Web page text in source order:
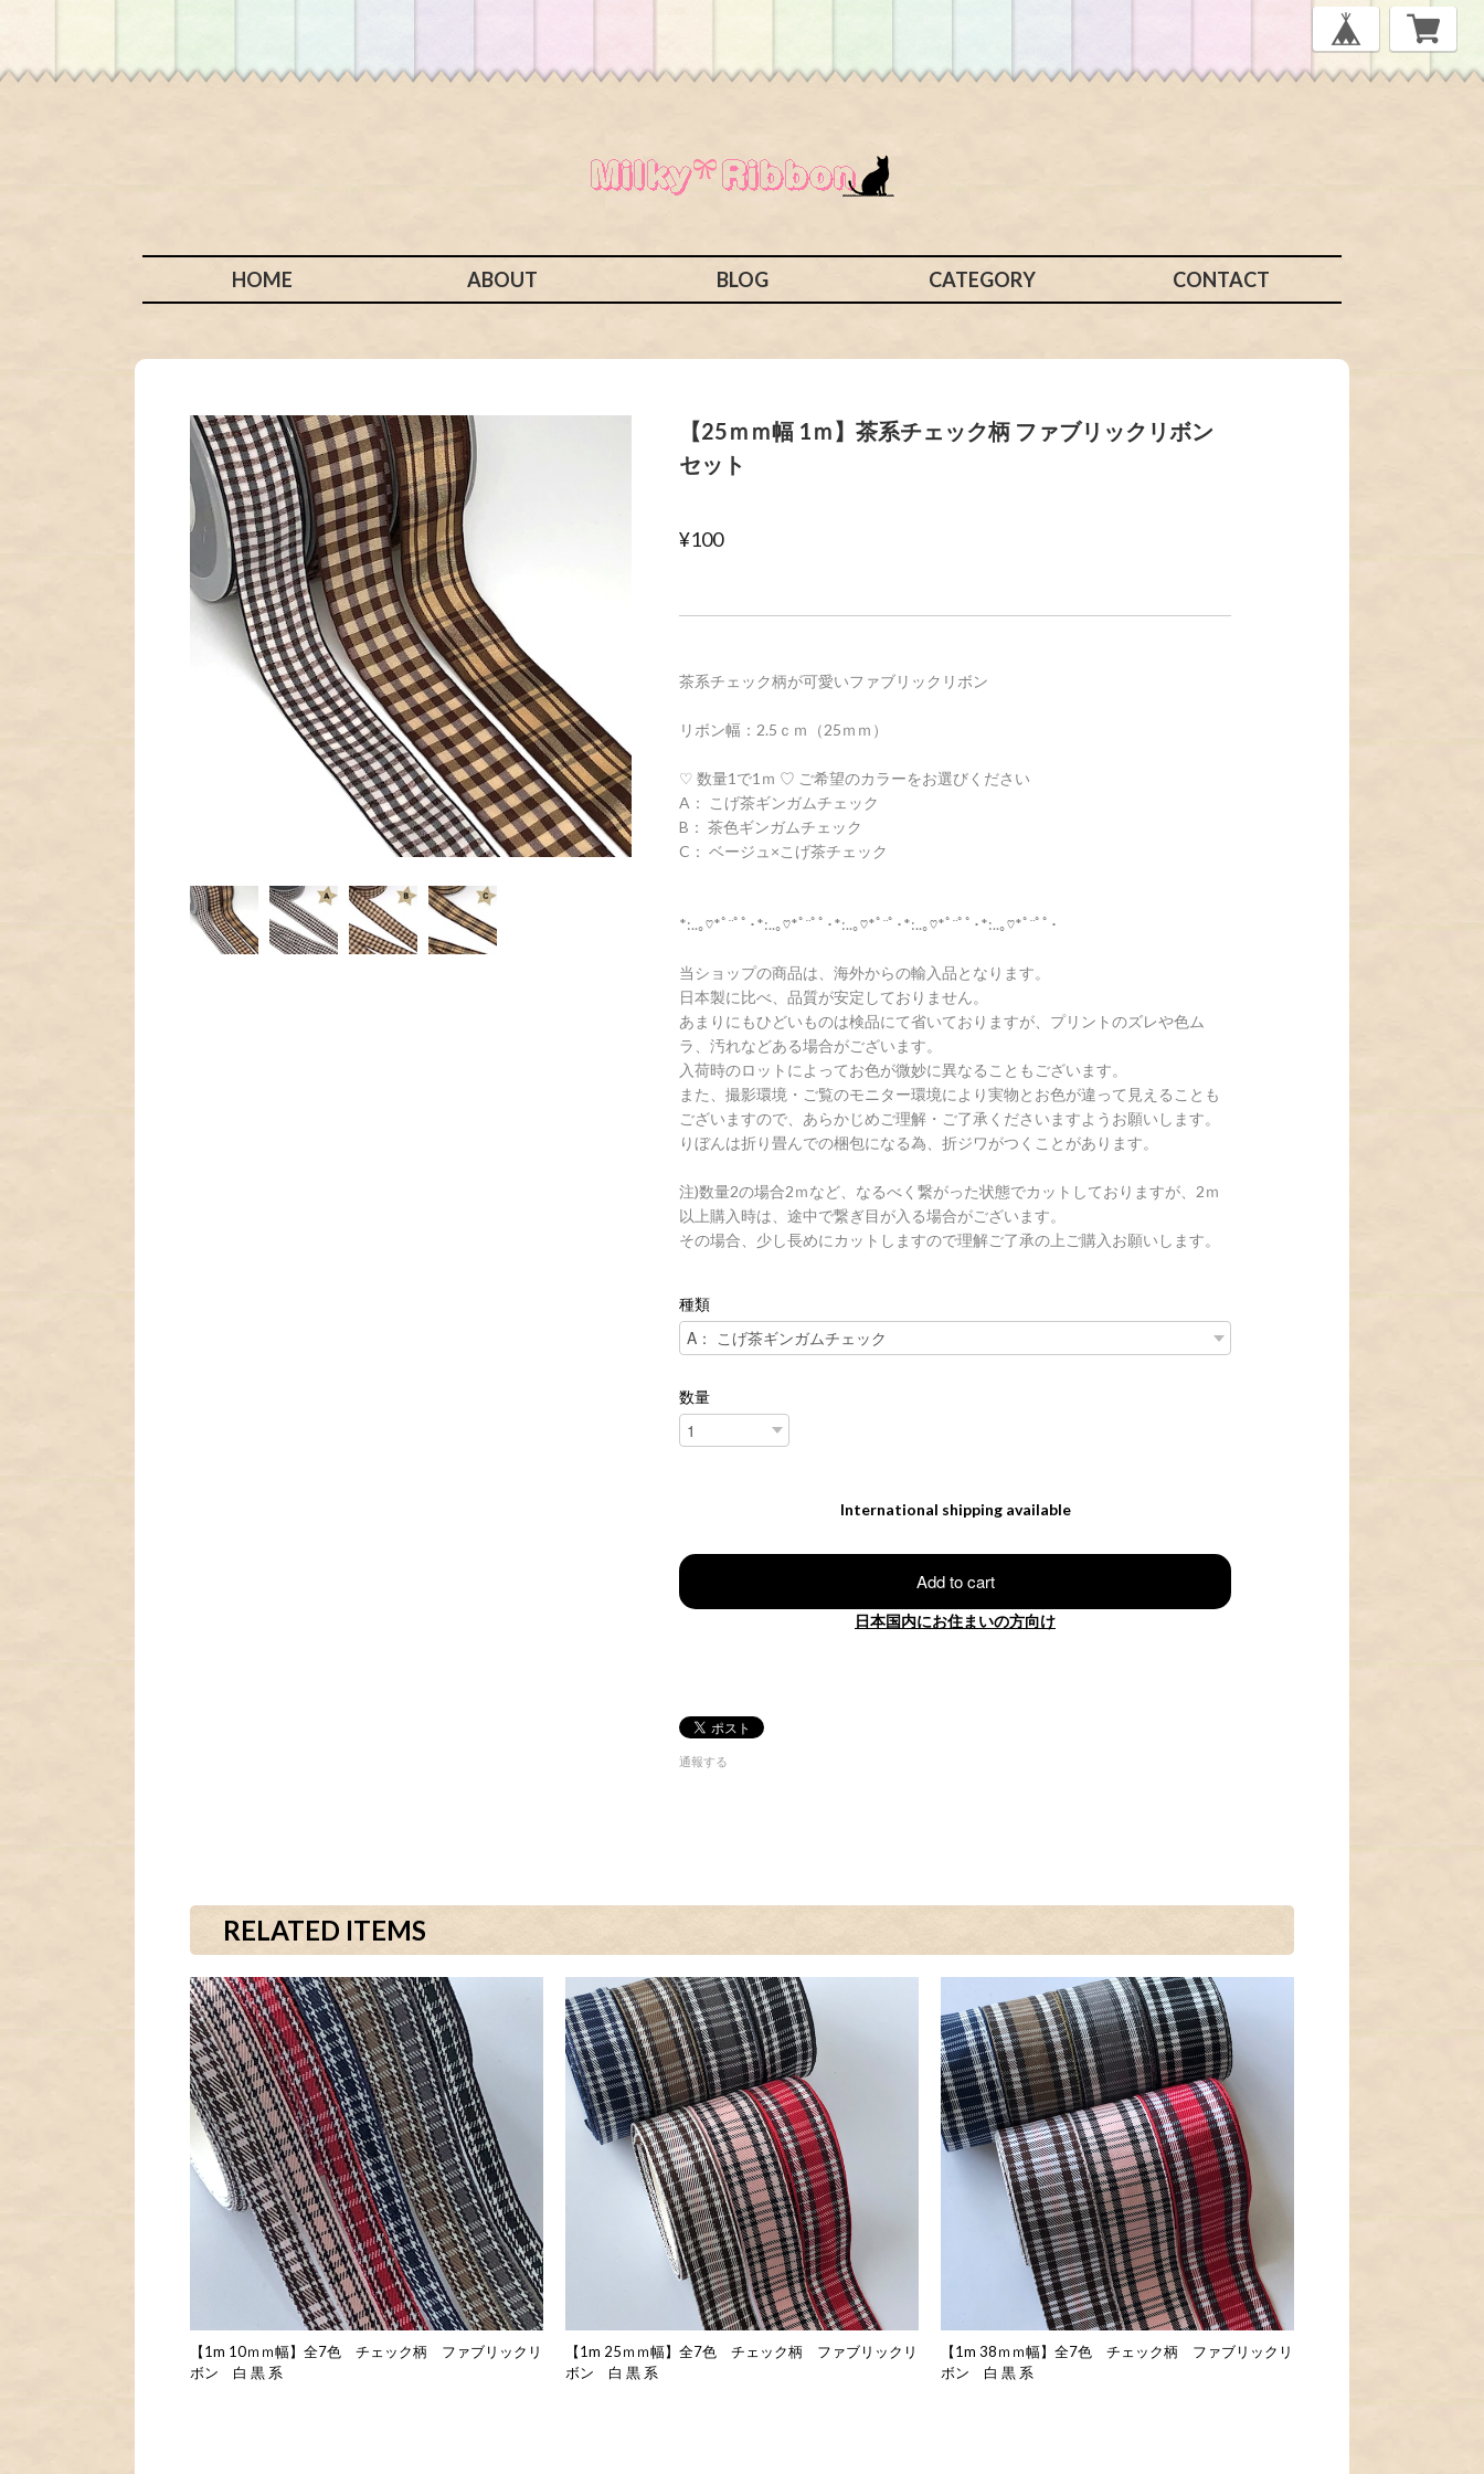
HOME ABOUT BLOG CATEGORY CONTACT
【25ｍｍ幅 1ｍ】茶系チェック柄 ファブリックリボン
セット
¥100
茶系チェック柄が可愛いファブリックリボン
リボン幅：2.5ｃｍ（25ｍｍ）
♡ 数量1で1ｍ ♡ ご希望のカラーをお選びください
A： こげ茶ギンガムチェック
B： 茶色ギンガムチェック
C： ベージュ×こげ茶チェック
*:..｡♡*ﾟ¨ﾟﾟ･*:..｡♡*ﾟ¨ﾟﾟ･*:..｡♡*ﾟ¨ﾟ･*:..｡♡*ﾟ¨ﾟﾟ･*:..｡♡*ﾟ¨ﾟﾟ･
当ショップの商品は、海外からの輸入品となります。
日本製に比べ、品質が安定しておりません。
あまりにもひどいものは検品にて省いておりますが、プリントのズレや色ム
ラ、汚れなどある場合がございます。
入荷時のロットによってお色が微妙に異なることもございます。
また、撮影環境・ご覧のモニター環境により実物とお色が違って見えることも
ございますので、あらかじめご理解・ご了承くださいますようお願いします。
りぼんは折り畳んでの梱包になる為、折ジワがつくことがあります。
注)数量2の場合2ｍなど、なるべく繋がった状態でカットしておりますが、2ｍ
以上購入時は、途中で繋ぎ目が入る場合がございます。
その場合、少し長めにカットしますので理解ご了承の上ご購入お願いします。
種類
数量
International shipping available
Add to cart
日本国内にお住まいの方向け
通報する
RELATED ITEMS
【1m 10ｍｍ幅】全7色 チェック柄 ファブリックリ
ボン 白 黒 系
【1m 25ｍｍ幅】全7色 チェック柄 ファブリックリ
ボン 白 黒 系
【1m 38ｍｍ幅】全7色 チェック柄 ファブリックリ
ボン 白 黒 系